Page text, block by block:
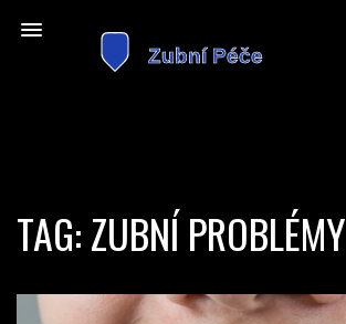
TAG: ZUBNÍ PROBLÉMY